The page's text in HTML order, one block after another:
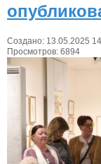
Создано: 13.05.2025
Просмотров: 6894